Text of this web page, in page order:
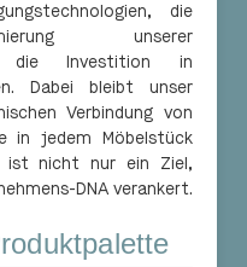
die
unserer
die Investition in
Dabei bleibt unser
Verbindung von
in jedem Möbelstück
ist nicht nur ein Ziel,
DNA verankert.